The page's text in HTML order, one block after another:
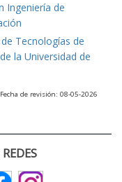
Ingeniería de
Tecnologías de
la Universidad de
Fecha de revisión: 08-05-2026